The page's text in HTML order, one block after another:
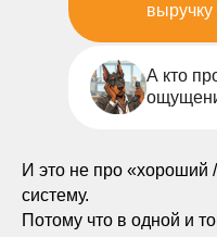
выручку
А кто
И это не про «хороший
систему.
Потому что в одной и